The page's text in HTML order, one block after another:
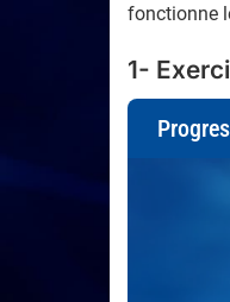
fonctionne
1-